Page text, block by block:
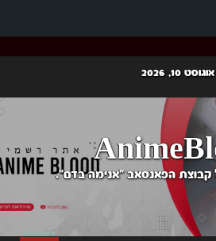
אוגוסט 10, 2026
הפאנסאב "אנימה בדם".